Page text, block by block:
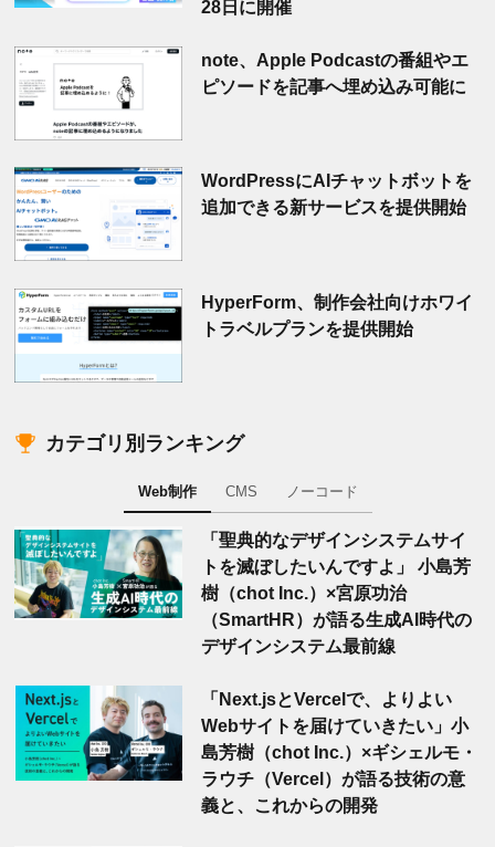
28日に開催
note、Apple Podcastの番組やエ
ピソードを記事へ埋め込み可能に
WordPressにAIチャットボットを
追加できる新サービスを提供開始
HyperForm、制作会社向けホワイ
トラベルプランを提供開始
カテゴリ別ランキング
Web制作 CMS ノーコード
「聖典的なデザインシステムサイ
トを滅ぼしたいんですよ」 小島芳
樹（chot Inc.）×宮原功治
（SmartHR）が語る生成AI時代の
デザインシステム最前線
「Next.jsとVercelで、よりよい
Webサイトを届けていきたい」小
島芳樹（chot Inc.）×ギシェルモ・
ラウチ（Vercel）が語る技術の意
義と、これからの開発